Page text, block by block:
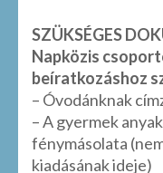
SZÜKSÉGES
Napközis
beíratkozáshoz
– Óvodánknak
– A gyermek
fénymásolata
kiadásának ideje)